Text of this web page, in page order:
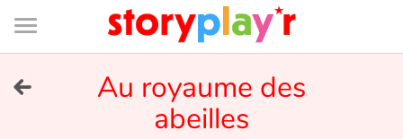
Connexion
Bibliothèque
de
page
Au royaume des
abeilles